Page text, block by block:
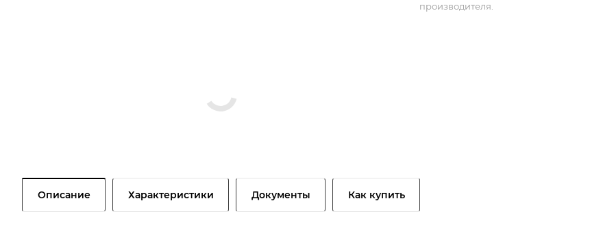
производителя.
Описание Характеристики Документы Как купить